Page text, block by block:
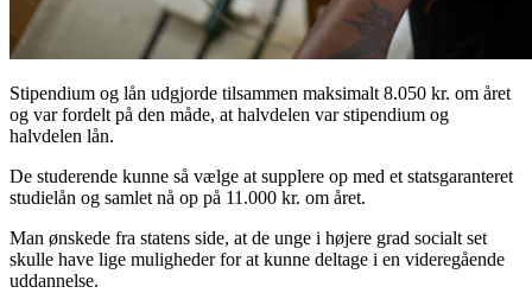
Stipendium og lån udgjorde tilsammen maksimalt 8.050 kr. om året
og var fordelt på den måde, at halvdelen var stipendium og
halvdelen lån.
De studerende kunne så vælge at supplere op med et statsgaranteret
studielån og samlet nå op på 11.000 kr. om året.
Man ønskede fra statens side, at de unge i højere grad socialt set
skulle have lige muligheder for at kunne deltage i en videregående
uddannelse.